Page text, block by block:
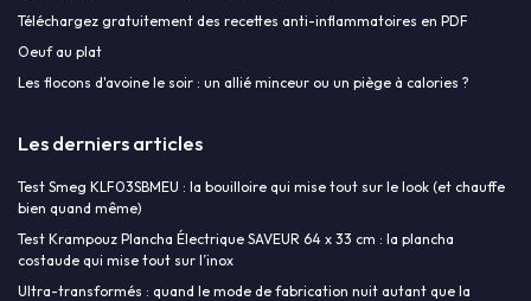
Téléchargez gratuitement des recettes anti-inflammatoires en PDF
Oeuf au plat
Les flocons d'avoine le soir : un allié minceur ou un piège à calories ?
Les derniers articles
Test Smeg KLF03SBMEU : la bouilloire qui mise tout sur le look (et chauffe
bien quand même)
Test Krampouz Plancha Électrique SAVEUR 64 x 33 cm : la plancha
costaude qui mise tout sur l’inox
Ultra-transformés : quand le mode de fabrication nuit autant que la